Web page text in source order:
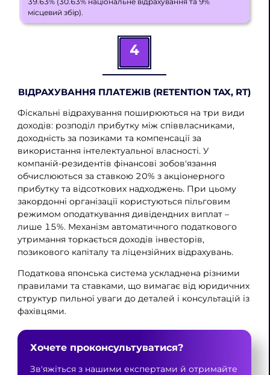
місцевий збір).
4
ВІДРАХУВАННЯ ПЛАТЕЖІВ (RETENTION TAX, RT)
Фіскальні відрахування поширюються на три види
доходів: розподіл прибутку між співвласниками,
доходність за позиками та компенсації за
використання інтелектуальної власності. У
компаній-резидентів фінансові зобов'язання
обчислюються за ставкою 20% з акціонерного
прибутку та відсоткових надходжень. При цьому
закордонні організації користуються пільговим
режимом оподаткування дивідендних виплат –
лише 15%. Механізм автоматичного податкового
утримання торкається доходів інвесторів,
позикового капіталу та ліцензійних відрахувань.
Податкова японська система ускладнена різними
правилами та ставками, що вимагає від юридичних
структур пильної уваги до деталей і консультацій із
фахівцями.
Хочете проконсультуватися?
Зв'яжіться з нашими експертами й отримайте